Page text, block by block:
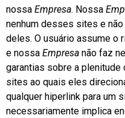
nossa Empresa. Nossa
nenhum desses sites e
deles. O usuário assume o
e nossa Empresa não faz
garantias sobre a
sites ao quais eles
qualquer hiperlink para um
necessariamente implica